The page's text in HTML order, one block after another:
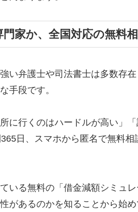
家か、全国対応の無料
い弁護士や司法書士は多数存
手段です。
に行くのはハードルが高い」
日、スマホから匿名で無料
いる無料の「借金減額シミュ
があるのかを知ることから始め